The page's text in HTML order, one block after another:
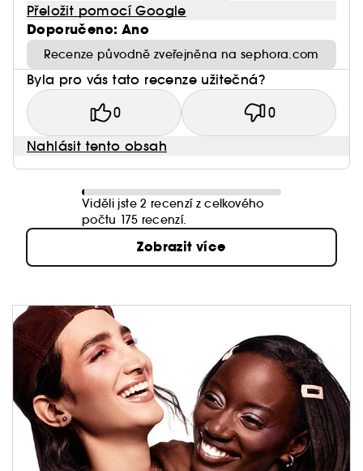
Přeložit pomocí Google
Doporučeno: Ano
Recenze původně zveřejněna na sephora.com
Byla pro vás tato recenze užitečná?
0 0
Nahlásit tento obsah
Viděli jste 2 recenzí z celkového
počtu 175 recenzí.
Zobrazit více